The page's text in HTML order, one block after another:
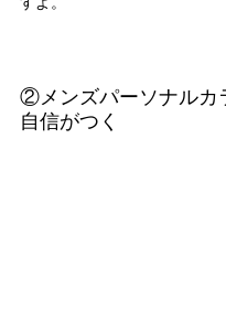
②メンズパーソナルカ
自信がつく